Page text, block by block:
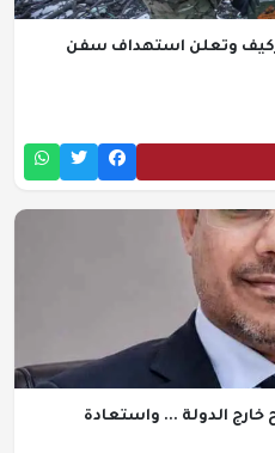
وتعلن استهداف سفن
الدولة ... واستعادة